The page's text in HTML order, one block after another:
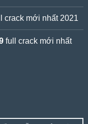
crack mới nhất 2021
full crack mới nhất